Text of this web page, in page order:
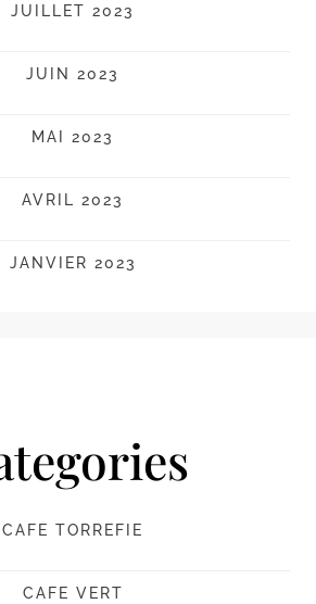
JUILLET 2023
JUIN 2023
MAI 2023
AVRIL 2023
JANVIER 2023
CAFE TORREFIE
CAFE VERT